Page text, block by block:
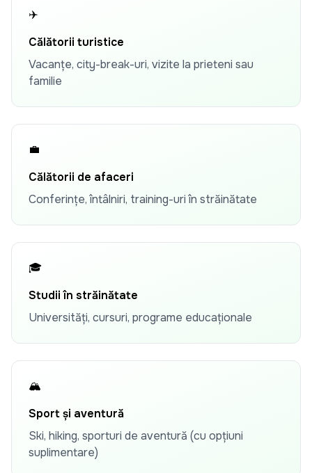
✈️
Călătorii turistice
Vacanțe, city-break-uri, vizite la prieteni sau
familie
💼
Călătorii de afaceri
Conferințe, întâlniri, training-uri în străinătate
🎓
Studii în străinătate
Universități, cursuri, programe educaționale
🏔️
Sport și aventură
Ski, hiking, sporturi de aventură (cu opțiuni
suplimentare)